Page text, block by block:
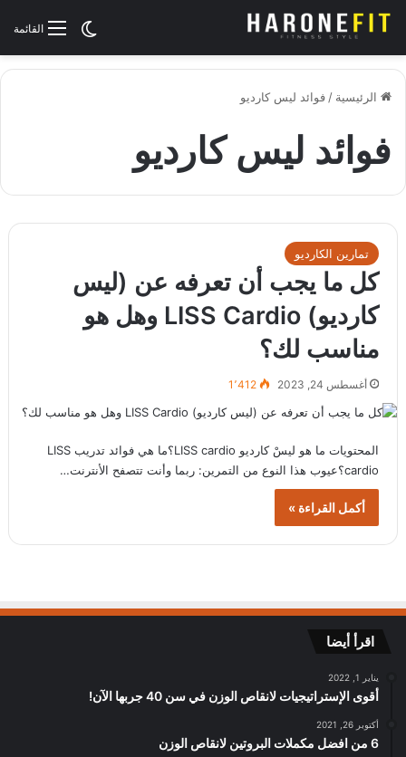
القائمةالوضع
الرئيسية / فوائد ليس كارديو
فوائد ليس كارديو
تمارين الكارديو
كل ما يجب أن تعرفه عن (ليس
كارديو) LISS Cardio وهل هو
مناسب لك؟
أغسطس 24, 2023 1٬412
المحتويات ما هو ليسْ كارديو LISS cardio؟ما هي فوائد تدريب LISS
cardio؟عيوب هذا النوع من التمرين: ربما وأنت تتصفح الأنترنت…
أكمل القراءة »
اقرأ أيضا
يناير 1, 2022
أقوى الإستراتيجيات لانقاص الوزن في سن 40 جربها الآن!
أكتوبر 26, 2021
6 من افضل مكملات البروتين لانقاص الوزن